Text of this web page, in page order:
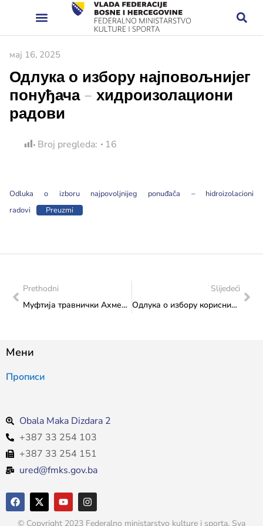
мај 16, 2025
Одлука о избору најповољнијег
понуђача – хидроизолациони
радови
Broj pregleda: 16
Odluka o izboru najpovoljnijeg ponuđača – hidroizolacioni
radovi
Preuzmi
Prethodni
Муфтија травнички Ахмед еф. Адиловић и члан Организационог одбора „Ајватовице“ Вехид Арнаут посјетили Министарство
Slijedeći
Одлука о избору корисника средстава „Капитални трансфери другим нивоима власти и фондовима – Изградња, адаптација и реконструкција институција културе“ утврђених Буџетом Федерације Босне и Херцеговине за 2025. годину Федералном министарству културе и спорта
Мени
Прописи
Obala Maka Dizdara 2
+387 33 254 103
+387 33 254 151
ured@fmks.gov.ba
© Copyright 2023 Federalno ministarstvo kulture i sporta. Sva